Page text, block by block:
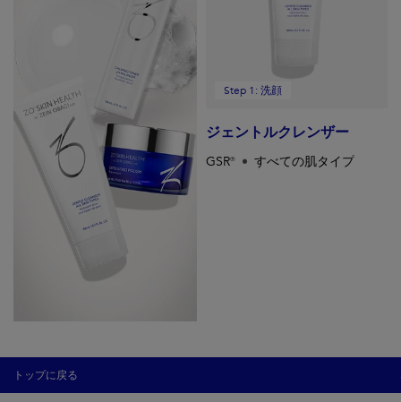
ジェントルクレンザー
Step 1: 洗顔
GSR® すべての肌タイプ
トップに戻る